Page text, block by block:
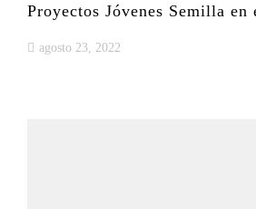
Proyectos Jóvenes Semilla en
agosto 23, 2022